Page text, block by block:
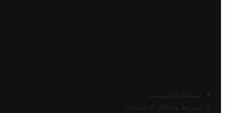
سياسة الخصوصية
شروط وأحكام الاستخدام